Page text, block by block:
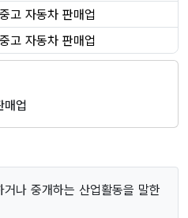
중고 자동차 판매업
중고 자동차 판매업
매업
나 중개하는 산업활동을 말한